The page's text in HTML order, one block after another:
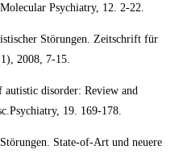
Psychiatry, 12. 2-22.
Störungen. Zeitschrift für
2008, 7-15.
disorder: Review and
19. 169-178.
State-of-Art und neuere